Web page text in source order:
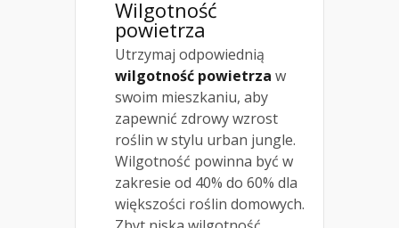
Wilgotność
powietrza
Utrzymaj odpowiednią
wilgotność powietrza w
swoim mieszkaniu, aby
zapewnić zdrowy wzrost
roślin w stylu urban jungle.
Wilgotność powinna być w
zakresie od 40% do 60% dla
większości roślin domowych.